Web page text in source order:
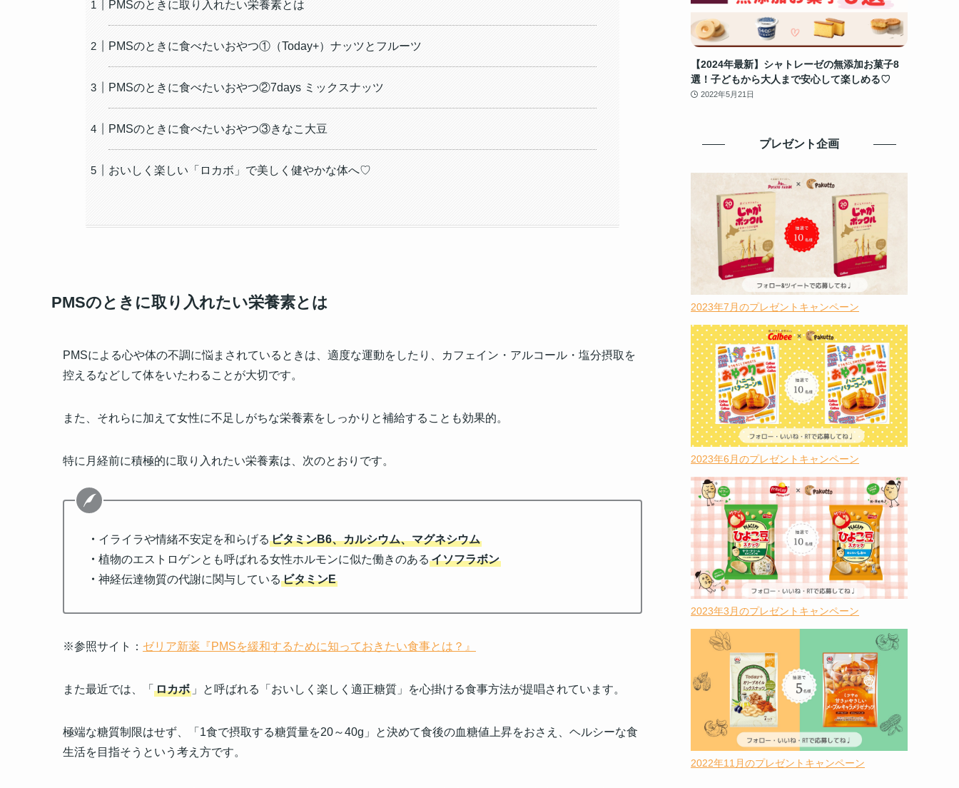
PMSのときに取り入れたい栄養素とは
PMSのときに食べたいおやつ①（Today+）ナッツとフルーツ
PMSのときに食べたいおやつ②7days ミックスナッツ
PMSのときに食べたいおやつ③きなこ大豆
おいしく楽しい「ロカボ」で美しく健やかな体へ♡
PMSのときに取り入れたい栄養素とは
PMSによる心や体の不調に悩まされているときは、適度な運動をしたり、カフェイン・アルコール・塩分摂取を
控えるなどして体をいたわることが大切です。
また、それらに加えて女性に不足しがちな栄養素をしっかりと補給することも効果的。
特に月経前に積極的に取り入れたい栄養素は、次のとおりです。
・ イライラや情緒不安定を和らげる ビタミンB6、カルシウム、マグネシウム
・ 植物のエストロゲンとも呼ばれる女性ホルモンに似た働きのある イソフラボン
・ 神経伝達物質の代謝に関与している ビタミンE
※参照サイト： ゼリア新薬『PMSを緩和するために知っておきたい食事とは？』
また最近では、「 ロカボ 」と呼ばれる「おいしく楽しく適正糖質」を心掛ける食事方法が提唱されています。
極端な糖質制限はせず、「1食で摂取する糖質量を20～40g」と決めて食後の血糖値上昇をおさえ、ヘルシーな食
生活を目指そうという考え方です。
【2024年最新】シャトレーゼの無添加お菓子8
選！子どもから大人まで安心して楽しめる♡
2022年5月21日
プレゼント企画
2023年7月のプレゼントキャンペーン
2023年6月のプレゼントキャンペーン
2023年3月のプレゼントキャンペーン
2022年11月のプレゼントキャンペーン